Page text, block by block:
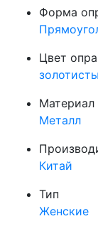
Форма
Цвет
Материал
Металл
Китай
Тип
Женские